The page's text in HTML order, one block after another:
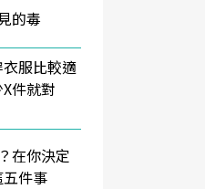
的毒
服比較適
件就對
在你決定
件事